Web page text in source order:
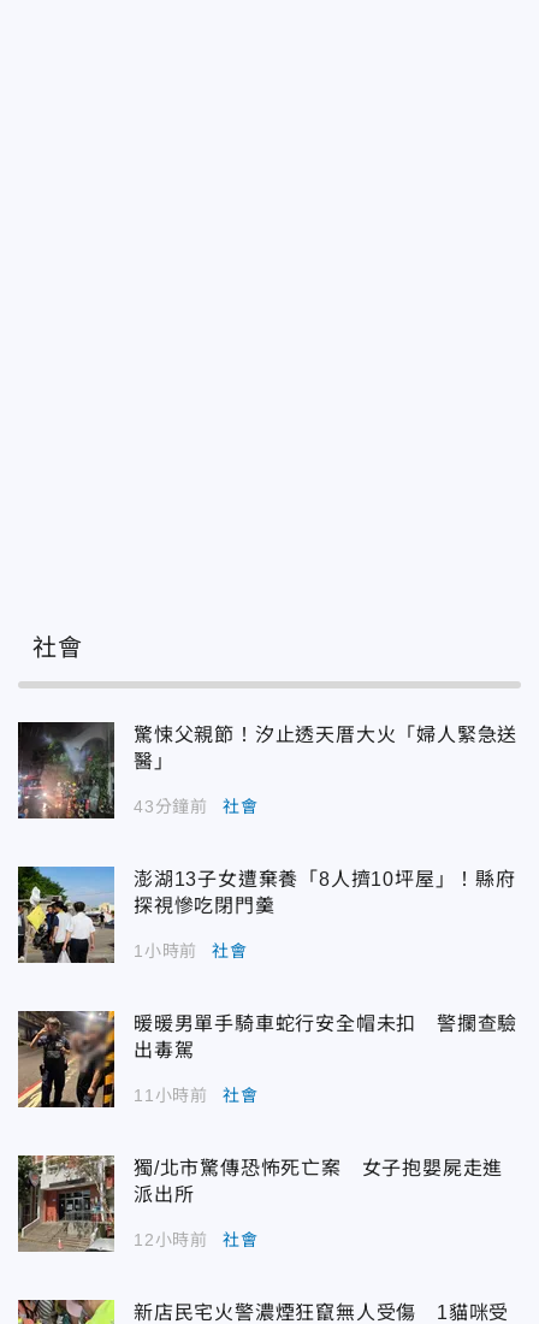
社會
驚悚父親節！汐止透天厝大火「婦人緊急送
醫」
43分鐘前 社會
澎湖13子女遭棄養「8人擠10坪屋」！縣府
探視慘吃閉門羹
1小時前 社會
暖暖男單手騎車蛇行安全帽未扣 警攔查驗
出毒駕
11小時前 社會
獨/北市驚傳恐怖死亡案 女子抱嬰屍走進
派出所
12小時前 社會
新店民宅火警濃煙狂竄無人受傷 1貓咪受